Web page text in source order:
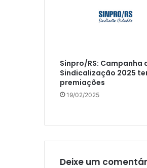
Sinpro/RS: Campanha
Sindicalização 2025
premiações
19/02/2025
Deixe um